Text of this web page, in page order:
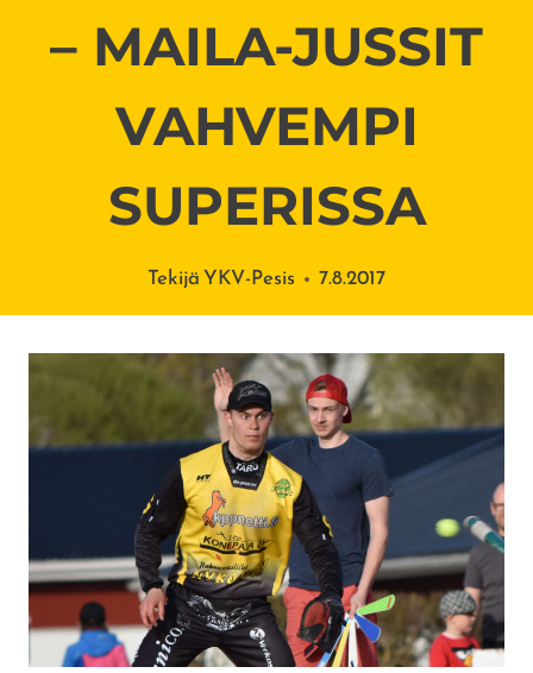
– MAILA-JUSSIT
VAHVEMPI
SUPERISSA
Tekijä YKV-Pesis 7.8.2017